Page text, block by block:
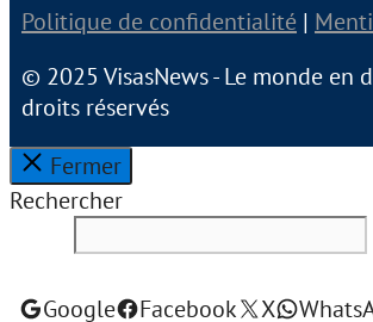
Politique de confidentialité |
© 2025 VisasNews - Le monde en
droits réservés
Fermer
Rechercher
Google Facebook X